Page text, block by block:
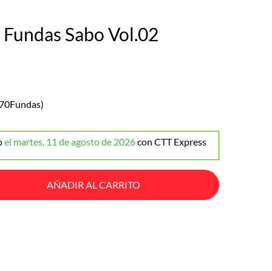
Sabo Vol.02
el martes, 11 de agosto de 2026con CTT Express
AÑADIR AL CARRITO